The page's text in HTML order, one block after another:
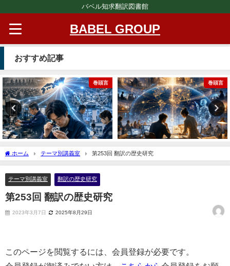
バベル知求翻訳図書館
BABEL GROUP
おすすめ記事
巻頭言 巻頭言
ホーム テーマ別講義室 第253回 翻訳の歴史研究
テーマ別講義室 翻訳の歴史研究
第253回 翻訳の歴史研究
2023年3月7日 2025年8月29日
このページを閲覧するには、会員登録が必要です。